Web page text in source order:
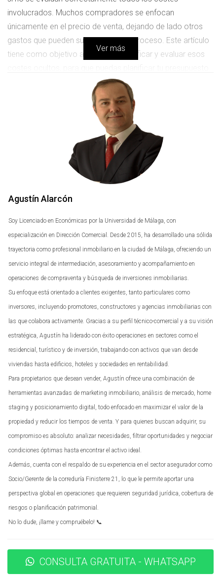
involucrados. Muchos compradores se enfocan
únicamente en el precio de venta, dejando de lado otros
gastos que pueden surgir durante el proceso. Este artículo
tiene como objetivo ayudarte a identificar y evaluar esos
con precisión y evitar sorpresas desagradables en el
camino hacia tu nuevo hogar.
COSTES OCULTOS AL COMPRAR
INMUEBLE
Cuando te embarcas en la aventura de adquirir una
propiedad, es fundamental tener en cuenta varios tipos de
costes ocultos. A continuación, exploraremos algunos de
Impuestos Asociados
Los impuestos son uno de los principales costes ocultos
que debes considerar al comprar un inmueble. En España,
hay varios impuestos que se aplican a la compra de
propiedades:
Impuesto de Transmisiones Patrimoniales (ITP):
Este impuesto varía según la comunidad autónoma y
puede oscilar entre el 6% y el 10% del precio de
compra.
IVA:
Si compras una vivienda nueva, deberás pagar un
IVA del 10% sobre el precio de compra.
Actos Jurídicos Documentados (AJD):Este
impuesto se aplica a la formalización de documentos
notariales y suele ser un porcentaje del precio de la
escritura.
Es importante investigar y calcular estos impuestos con
antelación para evitar sorpresas en el momento del cierre.
Gastos de Escritura
Los gastos asociados a la escritura del inmueble son otro
aspecto a considerar. Estos incluyen:
Honorarios Notariales:
notario que redactará y firmará la escritura.
escritura, deberás inscribirla en el Registro de la
Propiedad, lo cual también genera un coste.
Ver más
Agustín Alarcón
Soy Licenciado en Económicas por la Universidad de Málaga, con
especialización en Dirección Comercial. Desde 2015, ha desarrollado una sólida
trayectoria como profesional inmobiliario en la ciudad de Málaga, ofreciendo un
servicio integral de intermediación, asesoramiento y acompañamiento en
operaciones de compraventa y búsqueda de inversiones inmobiliarias.
Su enfoque está orientado a clientes exigentes, tanto particulares como
inversores, incluyendo promotores, constructores y agencias inmobiliarias con
las que colabora activamente. Gracias a su perfil técnico-comercial y a su visión
estratégica, Agustín ha liderado con éxito operaciones en sectores como el
residencial, turístico y de inversión, trabajando con activos que van desde
viviendas hasta edificios, hoteles y sociedades en rentabilidad.
Para propietarios que desean vender, Agustín ofrece una combinación de
herramientas avanzadas de marketing inmobiliario, análisis de mercado, home
staging y posicionamiento digital, todo enfocado en maximizar el valor de la
propiedad y reducir los tiempos de venta. Y para quienes buscan adquirir, su
compromiso es absoluto: analizar necesidades, filtrar oportunidades y negociar
condiciones óptimas hasta encontrar el activo ideal.
Además, cuenta con el respaldo de su experiencia en el sector asegurador como
Socio/Gerente de la correduría Finisterre 21, lo que le permite aportar una
perspectiva global en operaciones que requieren seguridad jurídica, cobertura de
riesgos o planificación patrimonial.
No lo dude, ¡llame y compruébelo! 📞
CONSULTA GRATUITA - WHATSAPP